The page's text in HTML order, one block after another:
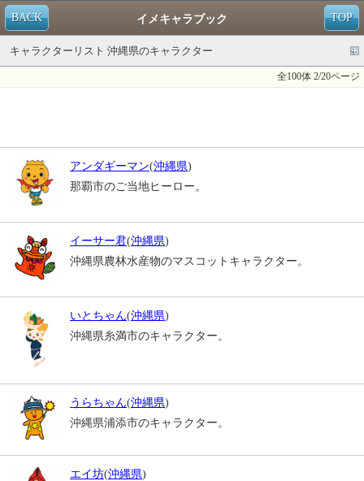
TOP
BACK イメキャラブック
キャラクターリスト 沖縄県のキャラクター
全100体 2/20ページ
アンダギーマン(沖縄県)
那覇市のご当地ヒーロー。
イーサー君(沖縄県)
沖縄県農林水産物のマスコットキャラクター。
いとちゃん(沖縄県)
沖縄県糸満市のキャラクター。
うらちゃん(沖縄県)
沖縄県浦添市のキャラクター。
エイ坊(沖縄県)